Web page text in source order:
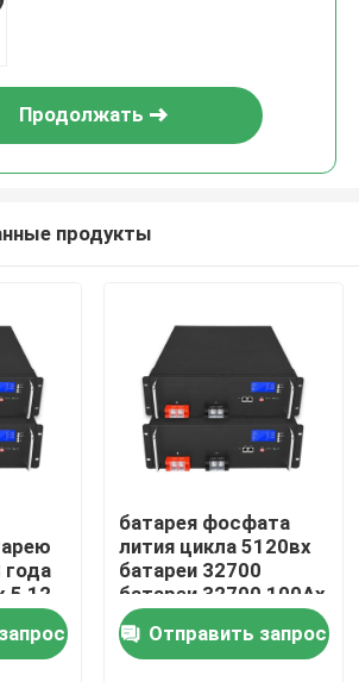
Продолжать
продукты
5,12
батарея фосфата
лития цикла 5120вх
батареи 32700
батареи 32700 100Ах
48В Лифепо4
глубокая
Отправить запрос